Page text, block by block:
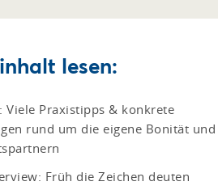
lesen:
Viele Praxistipps & konkrete
rund um die eigene Bonität
Früh die Zeichen deuten